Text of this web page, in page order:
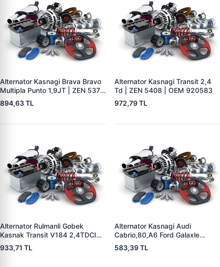
Alternator Kasnagi Brava Bravo
Multipla Punto 1,9JT | ZEN 5379
| OEM 8362516
894,63 TL
Alternator Kasnagi Transit 2,4
Td | ZEN 5408 | OEM 920583
972,79 TL
Alternator Rulmanli Gobek
Kasnak Transit V184 2,4TDCI
00>06 | ZEN 5403 | OEM
F00M991078 YC1T10A352AC
933,71 TL
Alternator Kasnagi Audi
Cabrio,80,A6 Ford Galaxle
1,9TDI Mercedes Benz Skoda
Seat Alhambra | ZEN 5352 |
583,39 TL